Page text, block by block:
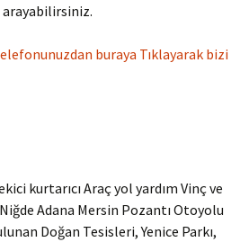
arayabilirsiniz.
buraya Tıklayarak bizi
kurtarıcı Araç yol yardım Vinç ve
Adana Mersin Pozantı Otoyolu
Doğan Tesisleri, Yenice Parkı,